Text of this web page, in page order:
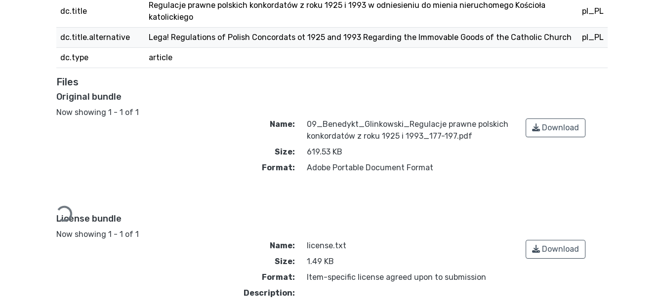
dc.title
Regulacje prawne polskich konkordatów z roku 1925 i 1993 w odniesieniu do mienia nieruchomego Kościoła
katolickiego
pl_PL
dc.title.alternative Lega! Regulations of Polish Concordats ot 1925 and 1993 Regarding the Immovable Goods of the Catholic Church pl_PL
dc.type article
Files
Original bundle
Now showing 1 - 1 of 1
Loading...
Name:
09_Benedykt_Glinkowski_Regulacje prawne polskich
konkordatów z roku 1925 i 1993_177-197.pdf
Size:
619.53 KB
Format:
Adobe Portable Document Format
Download
License bundle
Now showing 1 - 1 of 1
Name:
license.txt
Size:
1.49 KB
Format:
Item-specific license agreed upon to submission
Description:
Download